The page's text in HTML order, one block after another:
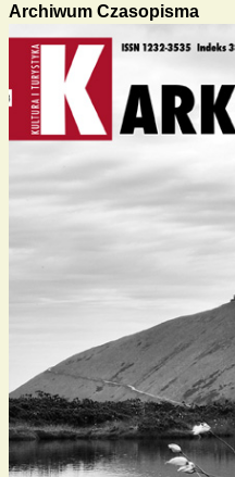
Archiwum Czasopisma